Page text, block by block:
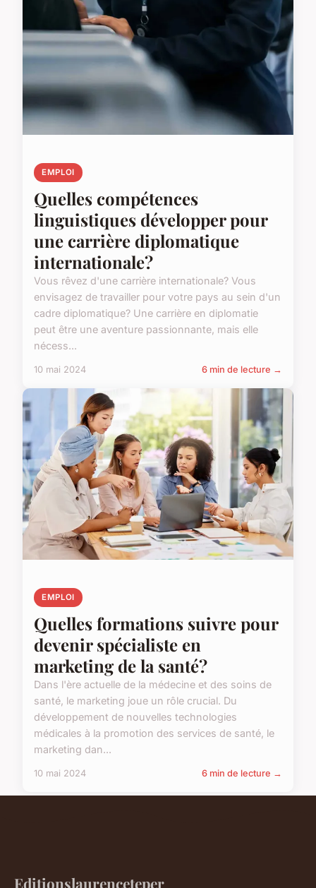
EMPLOI
Quelles compétences
linguistiques développer pour
une carrière diplomatique
internationale?
Vous rêvez d'une carrière internationale? Vous
envisagez de travailler pour votre pays au sein d'un
cadre diplomatique? Une carrière en diplomatie
peut être une aventure passionnante, mais elle
nécess...
10 mai 2024 6 min de lecture →
EMPLOI
Quelles formations suivre pour
devenir spécialiste en
marketing de la santé?
Dans l'ère actuelle de la médecine et des soins de
santé, le marketing joue un rôle crucial. Du
développement de nouvelles technologies
médicales à la promotion des services de santé, le
marketing dan...
10 mai 2024 6 min de lecture →
Editionslaurenceteper